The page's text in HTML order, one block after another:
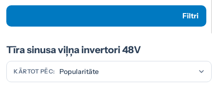
Filtri
Tīra sinusa viļņa invertori 48V
KĀRTOT PĒC: